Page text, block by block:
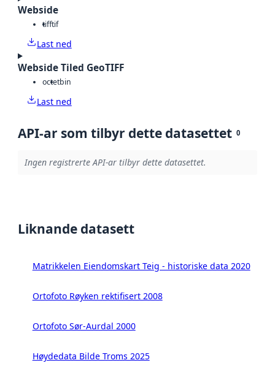
Webside
tifftif
Last ned
Webside Tiled GeoTIFF
octetbin
Last ned
API-ar som tilbyr dette datasettet 0
Ingen registrerte API-ar tilbyr dette datasettet.
Liknande datasett
Matrikkelen Eiendomskart Teig - historiske data 2020
Ortofoto Røyken rektifisert 2008
Ortofoto Sør-Aurdal 2000
Høydedata Bilde Troms 2025